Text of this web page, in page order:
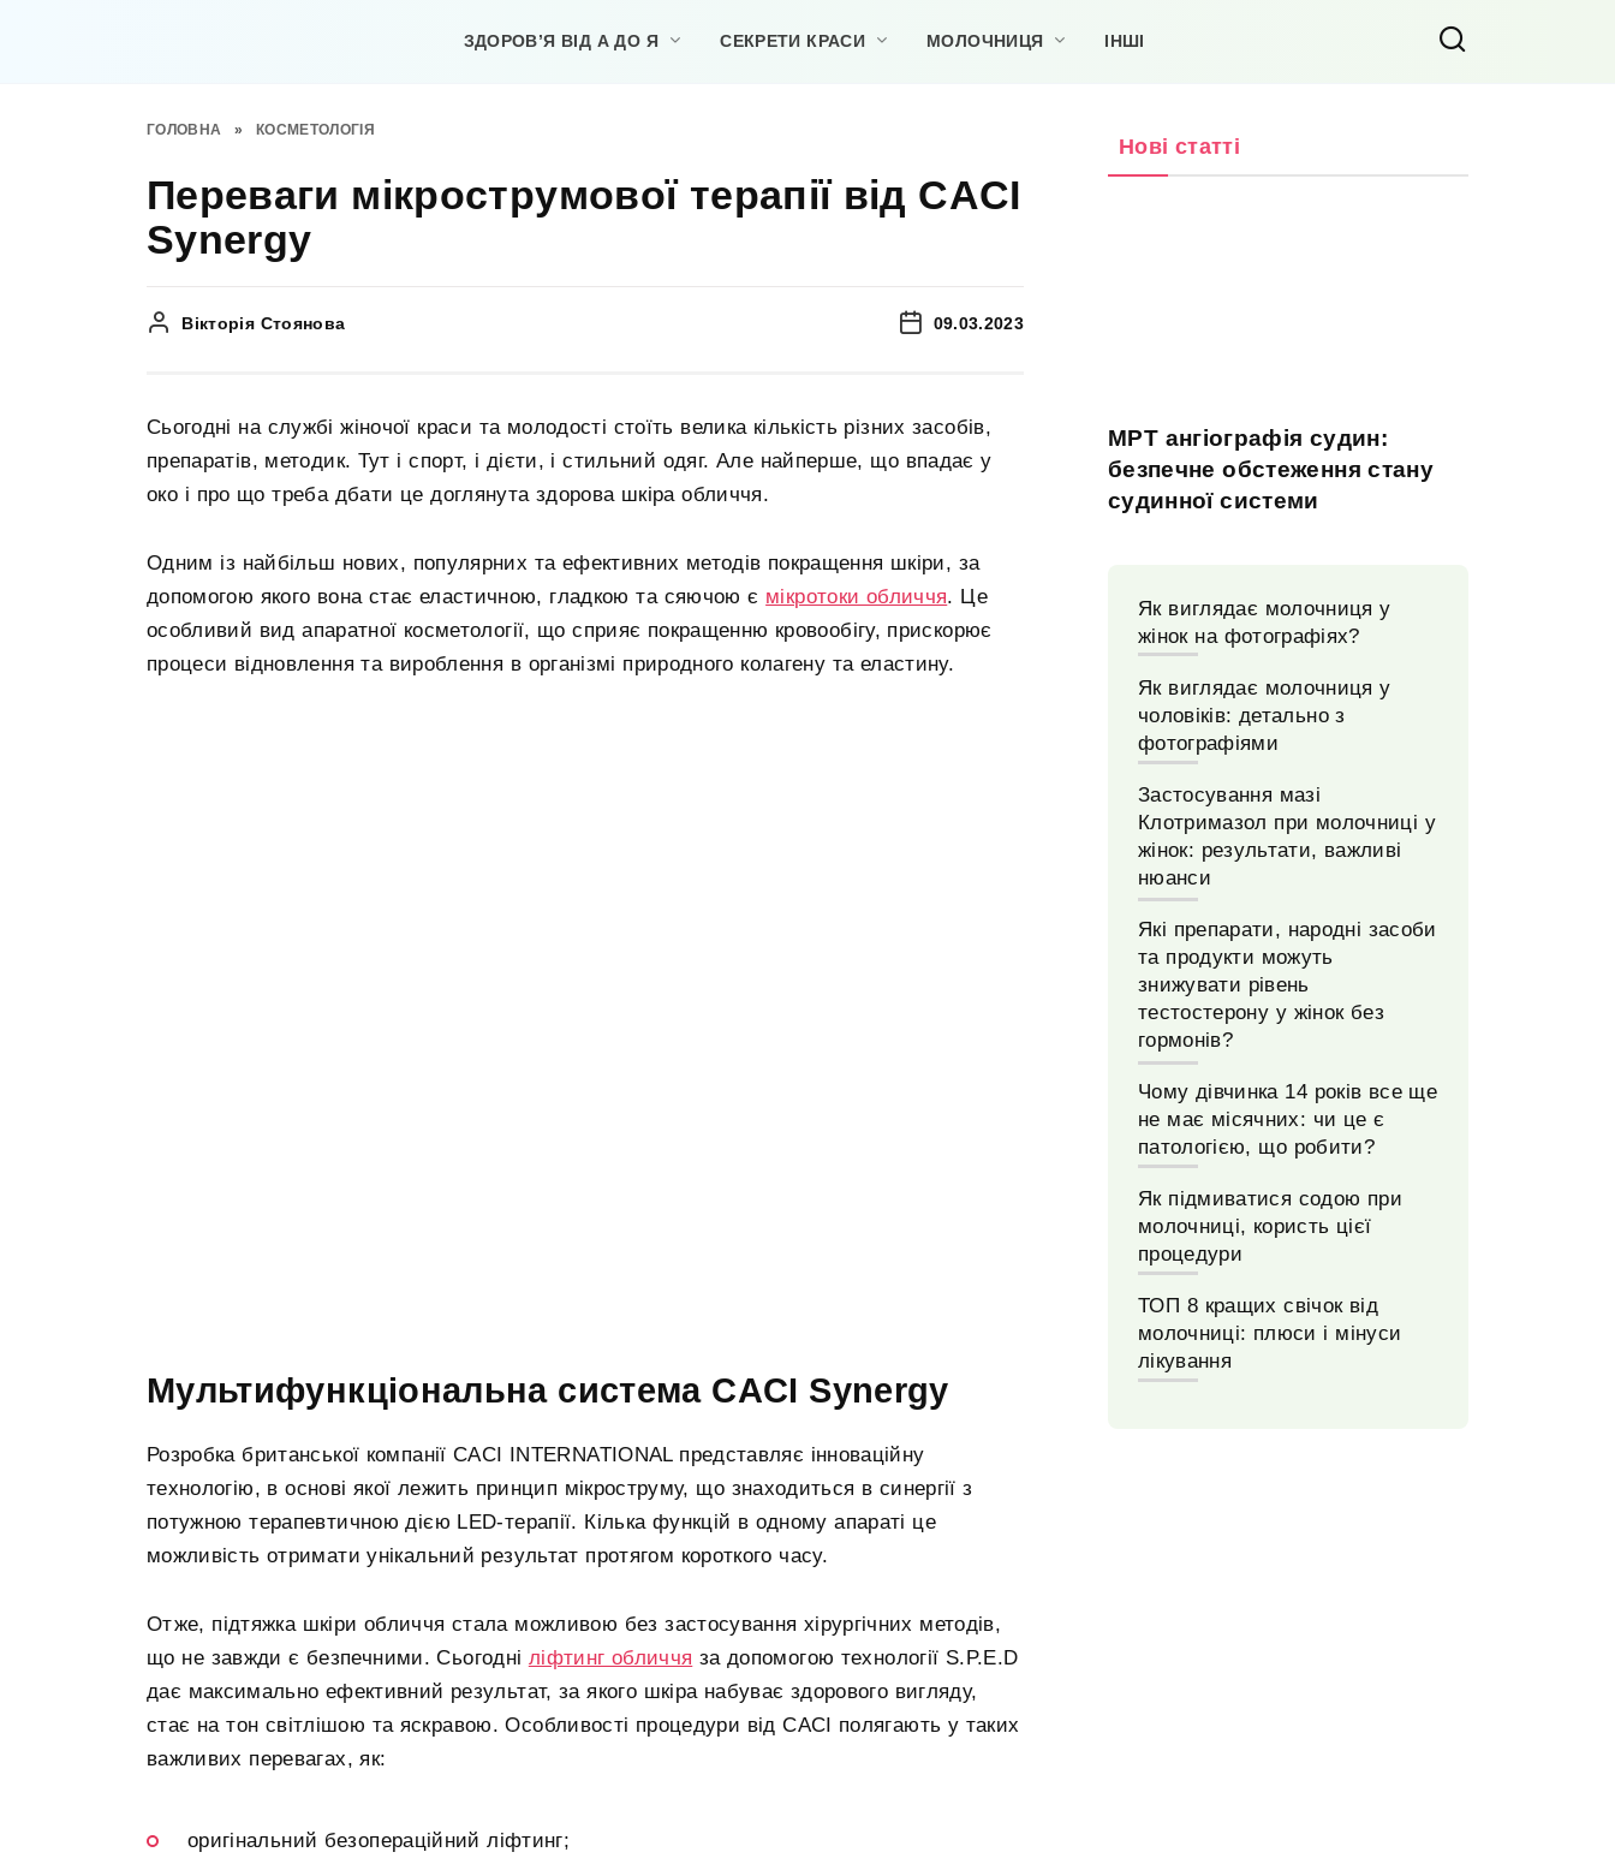
ЗДОРОВ’Я ВІД А ДО Я СЕКРЕТИ КРАСИ МОЛОЧНИЦЯ ІНШІ
ГОЛОВНА » КОСМЕТОЛОГІЯ
Переваги мікрострумової терапії від CACI
Synergy
Вікторія Стоянова 09.03.2023
Сьогодні на службі жіночої краси та молодості стоїть велика кількість різних засобів,
препаратів, методик. Тут і спорт, і дієти, і стильний одяг. Але найперше, що впадає у
око і про що треба дбати це доглянута здорова шкіра обличчя.
Одним із найбільш нових, популярних та ефективних методів покращення шкіри, за
допомогою якого вона стає еластичною, гладкою та сяючою є мікротоки обличчя. Це
особливий вид апаратної косметології, що сприяє покращенню кровообігу, прискорює
процеси відновлення та вироблення в організмі природного колагену та еластину.
Мультифункціональна система CACI Synergy
Розробка британської компанії CACI INTERNATIONAL представляє інноваційну
технологію, в основі якої лежить принцип мікроструму, що знаходиться в синергії з
потужною терапевтичною дією LED-терапії. Кілька функцій в одному апараті це
можливість отримати унікальний результат протягом короткого часу.
Отже, підтяжка шкіри обличчя стала можливою без застосування хірургічних методів,
що не завжди є безпечними. Сьогодні ліфтинг обличчя за допомогою технології S.P.E.D
дає максимально ефективний результат, за якого шкіра набуває здорового вигляду,
стає на тон світлішою та яскравою. Особливості процедури від CACI полягають у таких
важливих перевагах, як:
оригінальний безопераційний ліфтинг;
Нові статті
МРТ ангіографія судин:
безпечне обстеження стану
судинної системи
Як виглядає молочниця у
жінок на фотографіях?
Як виглядає молочниця у
чоловіків: детально з
фотографіями
Застосування мазі
Клотримазол при молочниці у
жінок: результати, важливі
нюанси
Які препарати, народні засоби
та продукти можуть
знижувати рівень
тестостерону у жінок без
гормонів?
Чому дівчинка 14 років все ще
не має місячних: чи це є
патологією, що робити?
Як підмиватися содою при
молочниці, користь цієї
процедури
ТОП 8 кращих свічок від
молочниці: плюси і мінуси
лікування